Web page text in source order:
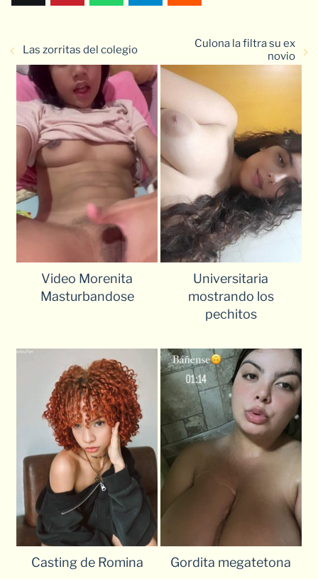
Las zorritas del colegio
Culona la filtra su ex
novio
Video Morenita
Masturbandose
Universitaria
mostrando los
pechitos
Casting de Romina Gordita megatetona